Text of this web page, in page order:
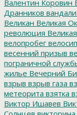
Валентин Коровин
Дранников
Великан Великая
революция
велопробег
весенний призыв
пограничной
жилье Вечерний
взрыв взрыв газа
метеорита взятка
Виктор Ишавев